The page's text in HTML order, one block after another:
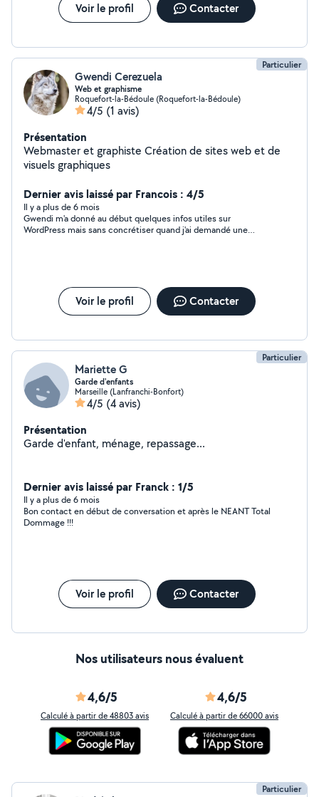
Voir le profil Contacter
Particulier
Gwendi Cerezuela
Web et graphisme
Roquefort-la-Bédoule (Roquefort-la-Bédoule)
4/5 (1 avis)
Présentation
Webmaster et graphiste Création de sites web et de
visuels graphiques
Dernier avis laissé par Francois : 4/5
Il y a plus de 6 mois
Gwendi m'a donné au début quelques infos utiles sur
WordPress mais sans concrétiser quand j'ai demandé une
Voir le profil Contacter
Particulier
Mariette G
Garde d'enfants
Marseille (Lanfranchi-Bonfort)
4/5 (4 avis)
Présentation
Garde d'enfant, ménage, repassage...
Dernier avis laissé par Franck : 1/5
Il y a plus de 6 mois
Bon contact en début de conversation et après le NEANT Total
Dommage !!!
Voir le profil Contacter
Nos utilisateurs nous évaluent
4,6/5
Calculé à partir de 48803 avis
4,6/5
Calculé à partir de 66000 avis
Particulier